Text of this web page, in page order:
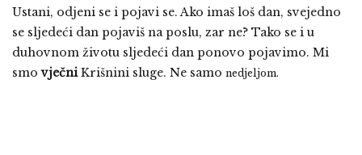
Ustani, odjeni se i pojavi se. Ako imaš loš dan, svejedno
se sljedeći dan pojaviš na poslu, zar ne? Tako se i u
duhovnom životu sljedeći dan ponovo pojavimo. Mi
smovječniKrišnini sluge. Ne samo nedjeljom.